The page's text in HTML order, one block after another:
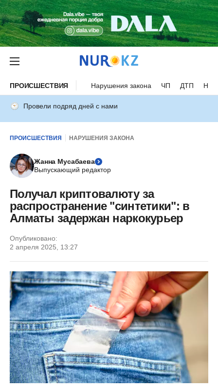
ПРОИСШЕСТВИЯ Нарушения закона ЧП ДТП
Провели подряд дней с нами
ПРОИСШЕСТВИЯ НАРУШЕНИЯ ЗАКОНА
Жанна Мусабаева
Выпускающий редактор
Получал криптовалюту за
распространение "синтетики": в
Алматы задержан наркокурьер
Опубликовано:
2 апреля 2025, 13:27